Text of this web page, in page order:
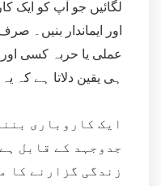
لگائیں جو آپ کو ایک
اور ایماندار
عملی یا حربہ کسی اور
ہی یقین دلاتا ہے کہ
ایک کاروباری
جدوجہد کے قابل
زندگی گزارنے کا